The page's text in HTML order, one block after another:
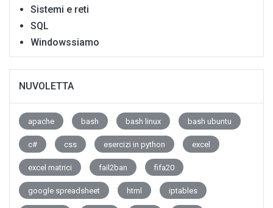
Sistemi e reti
SQL
Windowssiamo
NUVOLETTA
apache bash bash linux bash ubuntu
c# css esercizi in python excel
excel matrici fail2ban fifa20
google spreadsheet html iptables